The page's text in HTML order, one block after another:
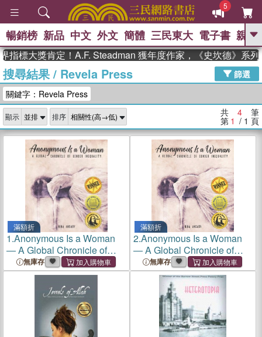
5
GO
熱搜： 高希均教授回憶錄
、 The Odyssey 、 父親節 、 如果歷
獎 臺灣漫遊錄 、 方念華 、 台灣的李
登輝時代
數學女孩：黎曼猜想 、
偉大的迷走神經
暢銷榜 新品 中文 外文 簡體 三民東大 電子書 親子
指標大獎肯定！A.F. Steadman 獲年度作家，《史坎德》系列
搜尋結果/ Revela Press
篩選
關鍵字：Revela Press
顯示 排序 共 4 筆
第 1 / 1 頁
滿額折
1.Anonymous Is a Woman
― A Global Chronicle of
Gender Inequality
無庫存
滿額折
2.Anonymous Is a Woman
― A Global Chronicle of
Gender Inequality
無庫存